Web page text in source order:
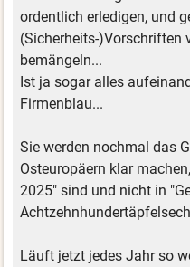
ordentlich erledigen, und
(Sicherheits-)Vorschriften
bemängeln...
Ist ja sogar alles
Firmenblau...
Sie werden nochmal das
Osteuropäern klar
2025" sind und nicht in
Läuft jetzt jedes Jahr so